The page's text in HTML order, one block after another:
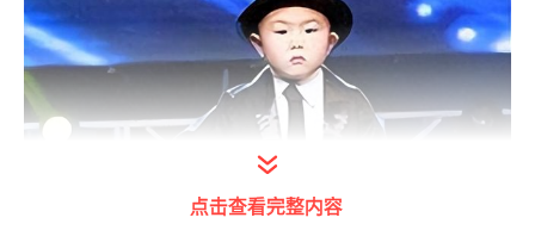
点击查看完整内容